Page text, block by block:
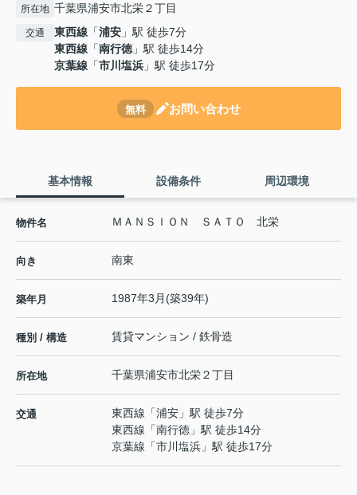
所在地 千葉県浦安市北栄２丁目
交通 東西線 「浦安 」駅 徒歩7分
東西線 「南行徳」駅 徒歩14分
京葉線 「市川塩浜 」駅 徒歩17分
無料 お問い合わせ
基本情報 設備条件 周辺環境
物件名 ＭＡＮＳＩＯＮ ＳＡＴＯ 北栄
向き 南東
築年月 1987年3月(築39年)
種別 / 構造 賃貸マンション / 鉄骨造
所在地 千葉県浦安市北栄２丁目
交通 東西線 「浦安 」駅 徒歩7分
東西線 「南行徳 」駅 徒歩14分
京葉線 「市川塩浜 」駅 徒歩17分